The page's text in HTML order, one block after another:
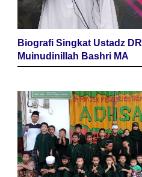
Biografi Singkat Ustadz DR
Muinudinillah Bashri MA